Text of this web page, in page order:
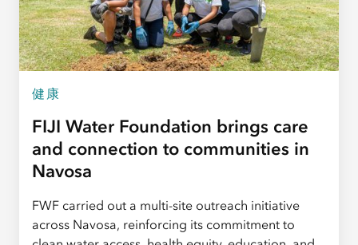
健康
FIJI Water Foundation brings care
and connection to communities in
Navosa
FWF carried out a multi-site outreach initiative
across Navosa, reinforcing its commitment to